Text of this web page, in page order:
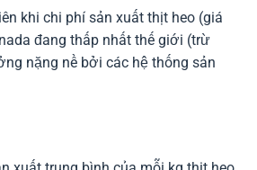
khi chi phí sản xuất thịt heo (giá
đang thấp nhất thế giới (trừ
nặng nề bởi các hệ thống sản